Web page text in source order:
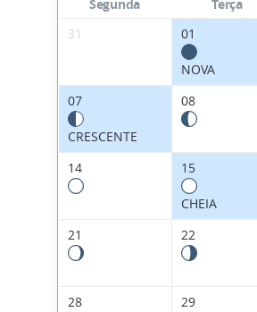
Segunda Terça
31
01
NOVA
07
CRESCENTE
08
14 15
CHEIA
21 22
28 29